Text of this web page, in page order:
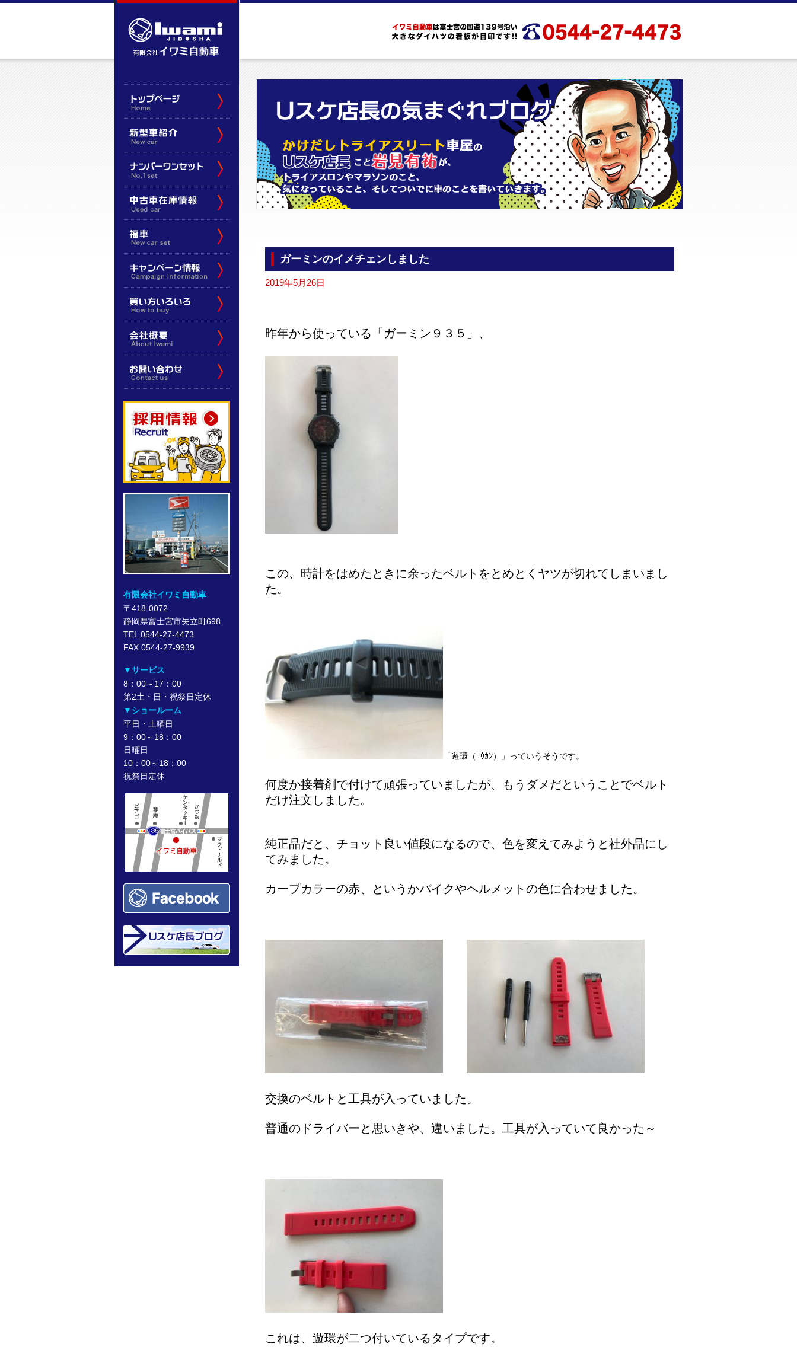
有限会社イワミ自動車
〒418-0072
静岡県富士宮市矢立町698
TEL 0544-27-4473
FAX 0544-27-9939
▼サービス
8：00～17：00
第2土・日・祝祭日定休
▼ショールーム
平日・土曜日
9：00～18：00
日曜日
10：00～18：00
祝祭日定休
ガーミンのイメチェンしました
2019年5月26日
昨年から使っている「ガーミン９３５」、
この、時計をはめたときに余ったベルトをとめとくヤツが切れてしまいまし
た。
「遊環（ﾕｳｶﾝ）」っていうそうです。
何度か接着剤で付けて頑張っていましたが、もうダメだということでベルト
だけ注文しました。
純正品だと、チョット良い値段になるので、色を変えてみようと社外品にし
てみました。
カープカラーの赤、というかバイクやヘルメットの色に合わせました。
交換のベルトと工具が入っていました。
普通のドライバーと思いきや、違いました。工具が入っていて良かった～
これは、遊環が二つ付いているタイプです。